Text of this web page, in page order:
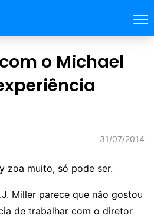
o Michael
31/07/2014
zoa muito, só pode ser.
Miller parece que não gostou
de trabalhar com o diretor